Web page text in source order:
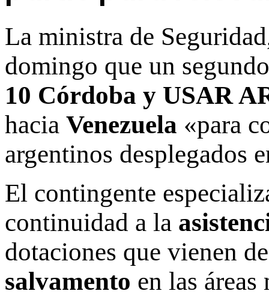
La ministra de
domingo que un
10 Córdoba y USAR
hacia Venezuela «para
argentinos desplegados
El contingente
continuidad a la
dotaciones que vienen
salvamento en las